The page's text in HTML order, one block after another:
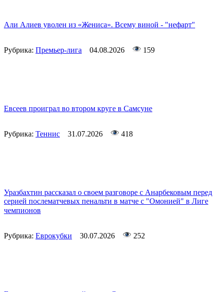
Али Алиев уволен из «Жениса». Всему виной - "нефарт"
Рубрика: Премьер-лига 04.08.2026 159
Евсеев проиграл во втором круге в Самсуне
Рубрика: Теннис 31.07.2026 418
Уразбахтин рассказал о своем разговоре с Анарбековым перед
серией послематчевых пенальти в матче с "Омонией" в Лиге
чемпионов
Рубрика: Еврокубки 30.07.2026 252